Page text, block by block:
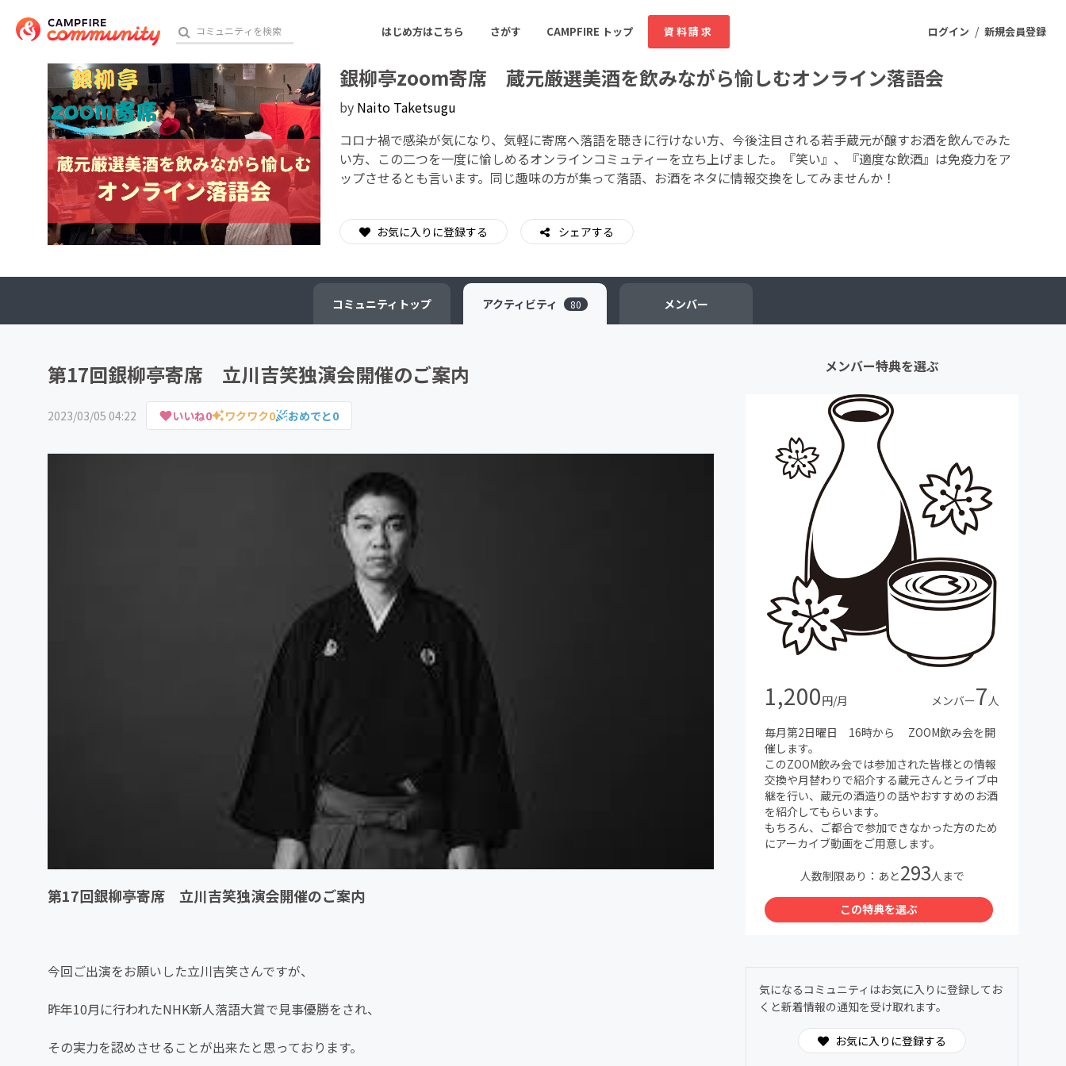
ログイン / 新規会員登録
はじめ方はこちら さがす CAMPFIRE トップ 資料請求
おすすめのコミュニティ 人気のコミュニティ 新着のコミュニティ
アート・写真
テクノロジー・ガジェット
ゲーム・サービス開発 フード・飲食店
ソーシャルグッド ビューティー・ヘルスケア
チャレンジ
CAMPFIRE for Social Good
銀柳亭zoom寄席 蔵元厳選美酒を飲みながら愉しむオンライン落語会
by Naito Taketsugu
コロナ禍で感染が気になり、気軽に寄席へ落語を聴きに行けない方、今後注目される若手蔵元が醸すお酒を飲んでみた
い方、この二つを一度に愉しめるオンラインコミュティーを立ち上げました。『笑い』、『適度な飲酒』は免疫力をア
ップさせるとも言います。同じ趣味の方が集って落語、お酒をネタに情報交換をしてみませんか！
お気に入りに登録する シェアする
コミュニティ トップ アクティビティ 80 メンバー
第17回銀柳亭寄席 立川吉笑独演会開催のご案内
2023/03/05 04:22 いいね0 ワクワク0 おめでと0
第17回銀柳亭寄席 立川吉笑独演会開催のご案内
今回ご出演をお願いした立川吉笑さんですが、
昨年10月に行われたNHK新人落語大賞で見事優勝をされ、
その実力を認めさせることが出来たと思っております。
メンバー特典を選ぶ
1,200円/月 メンバー7人
毎月第2日曜日 16時から ZOOM飲み会を開
催します。
このZOOM飲み会では参加された皆様との情報
交換や月替わりで紹介する蔵元さんとライブ中
継を行い、蔵元の酒造りの話やおすすめのお酒
を紹介してもらいます。
もちろん、ご都合で参加できなかった方のため
にアーカイブ動画をご用意します。
人数制限あり：あと293人まで
この特典を選ぶ
気になるコミュニティはお気に入りに登録してお
くと新着情報の通知を受け取れます。
お気に入りに登録する